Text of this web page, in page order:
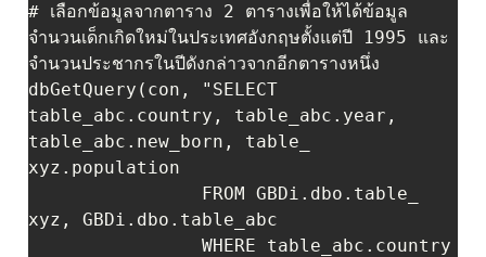
# เลือกข้อมูลจากตาราง 2 ตารางเพื่อให้ได้ข้อมูล
จำนวนเด็กเกิดใหม่ในประเทศอังกฤษตั้งแต่ปี 1995 และ
จำนวนประชากรในปีดังกล่าวจากอีกตารางหนึ่ง
dbGetQuery(con, "SELECT
table_abc.country, table_abc.year,
table_abc.new_born, table_
xyz.population
xyz, GBDi.dbo.table_abc